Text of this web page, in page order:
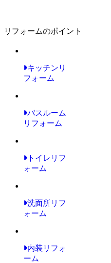
リフォームのポイント
キッチンリ
フォーム
バスルーム
リフォーム
トイレリフ
ォーム
洗面所リフ
ォーム
内装リフォ
ーム